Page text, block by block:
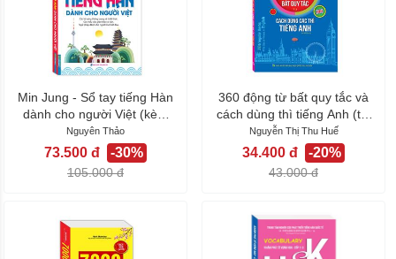
Min Jung - Sổ tay tiếng Hàn
dành cho người Việt (kèm
tải...
Nguyên Thảo
73.500 đ -30%
105.000 đ
360 động từ bất quy tắc và
cách dùng thì tiếng Anh (tái
bản...
Nguyễn Thị Thu Huế
34.400 đ -20%
43.000 đ